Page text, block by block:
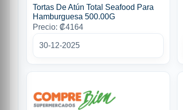
Tortas De Atún Total Seafood Para
Hamburguesa 500.00G
Precio: ₡4164
30-12-2025